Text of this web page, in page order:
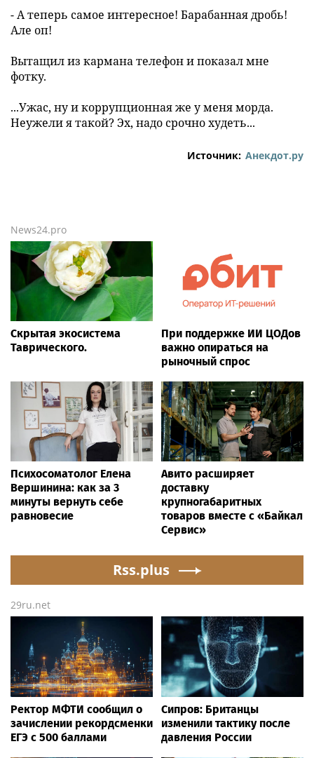
- А теперь самое интересное! Барабанная дробь!
Але оп!
Вытащил из кармана телефон и показал мне
фотку.
...Ужас, ну и коррупционная же у меня морда.
Неужели я такой? Эх, надо срочно худеть...
Источник: Анекдот.ру
News24.pro
Скрытая экосистема
Таврического.
При поддержке ИИ ЦОДов
важно опираться на
рыночный спрос
Психосоматолог Елена
Вершинина: как за 3
минуты вернуть себе
равновесие
Авито расширяет
доставку
крупногабаритных
товаров вместе с «Байкал
Сервис»
Rss.plus
29ru.net
Ректор МФТИ сообщил о
зачислении рекордсменки
ЕГЭ с 500 баллами
Сипров: Британцы
изменили тактику после
давления России